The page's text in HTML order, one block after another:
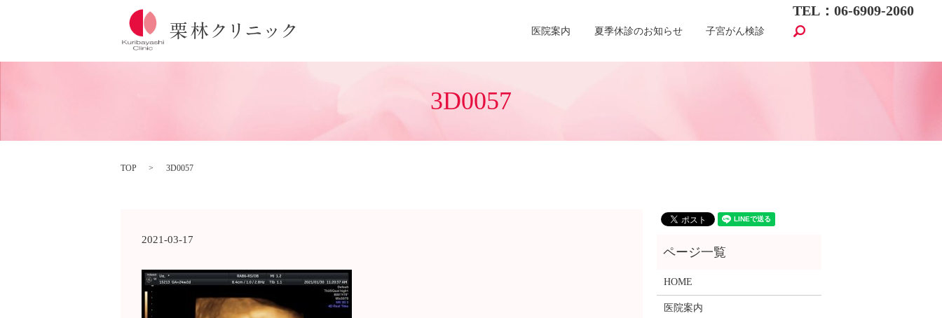
TEL：06-6909-2060
医院案内 夏季休診のお知らせ 子宮がん検診
3D0057
TOP 3D0057
2021-03-17
HOME
医院案内